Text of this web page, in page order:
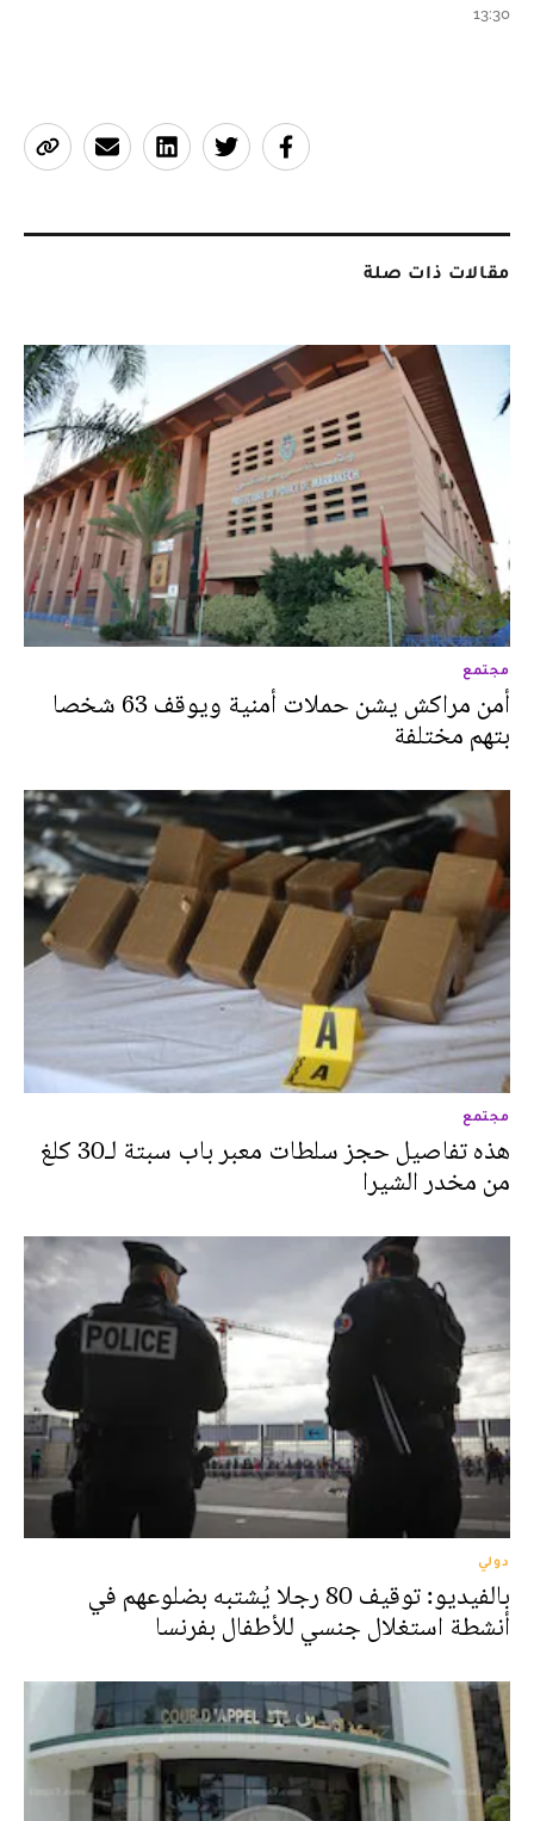
13:30
مقالات ذات صلة
مجتمع
أمن مراكش يشن حملات أمنية ويوقف 63 شخصا
بتهم مختلفة
مجتمع
هذه تفاصيل حجز سلطات معبر باب سبتة لـ30 كلغ
من مخدر الشيرا
دولي
بالفيديو: توقيف 80 رجلا يُشتبه بضلوعهم في
أنشطة استغلال جنسي للأطفال بفرنسا